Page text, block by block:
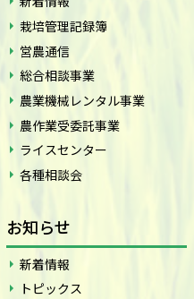
栽培管理記録簿
営農通信
総合相談事業
農業機械レンタル事業
農作業受委託事業
ライスセンター
各種相談会
お知らせ
新着情報
トピックス